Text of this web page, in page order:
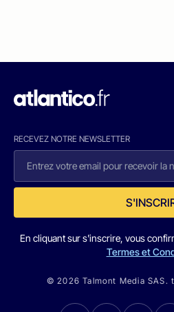
RECEVEZ NOTRE NEWSLETTER
En cliquant sur s'inscrire, vous
Termes et
© 2026 Talmont Media SAS.